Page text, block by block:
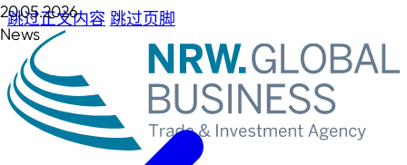
跳过正文内容 跳过页脚
20.05.2026
News